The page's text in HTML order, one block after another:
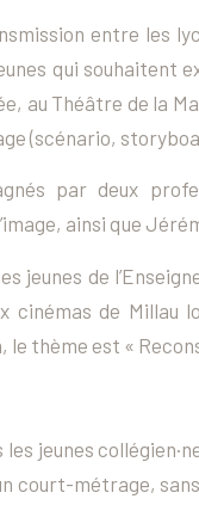
entre les
qui souhaitent
au Théâtre de la
(scénario,
par deux
ainsi que
jeunes de
cinémas de Millau
le thème est «
jeunes
court-métrage,